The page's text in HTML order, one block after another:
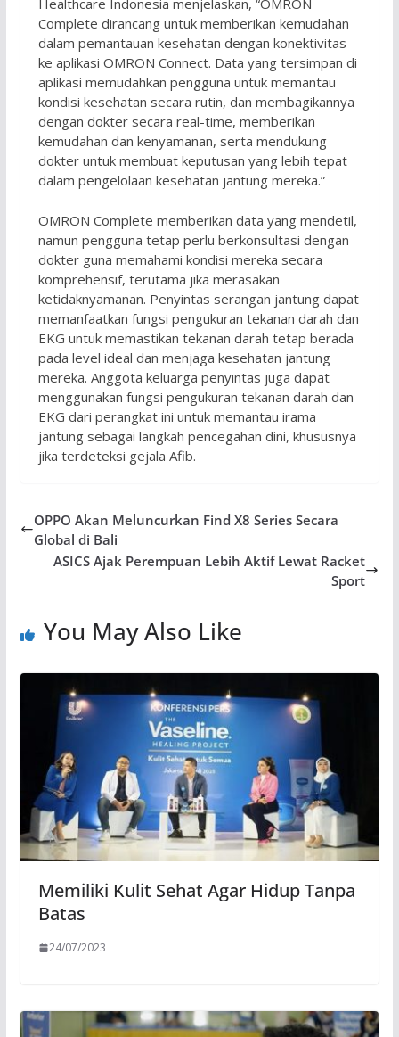
Healthcare Indonesia menjelaskan, “OMRON
Complete dirancang untuk memberikan kemudahan
dalam pemantauan kesehatan dengan konektivitas
ke aplikasi OMRON Connect. Data yang tersimpan di
aplikasi memudahkan pengguna untuk memantau
kondisi kesehatan secara rutin, dan membagikannya
dengan dokter secara real-time, memberikan
kemudahan dan kenyamanan, serta mendukung
dokter untuk membuat keputusan yang lebih tepat
dalam pengelolaan kesehatan jantung mereka.”
OMRON Complete memberikan data yang mendetil,
namun pengguna tetap perlu berkonsultasi dengan
dokter guna memahami kondisi mereka secara
komprehensif, terutama jika merasakan
ketidaknyamanan. Penyintas serangan jantung dapat
memanfaatkan fungsi pengukuran tekanan darah dan
EKG untuk memastikan tekanan darah tetap berada
pada level ideal dan menjaga kesehatan jantung
mereka. Anggota keluarga penyintas juga dapat
menggunakan fungsi pengukuran tekanan darah dan
EKG dari perangkat ini untuk memantau irama
jantung sebagai langkah pencegahan dini, khususnya
jika terdeteksi gejala Afib.
OPPO Akan Meluncurkan Find X8 Series Secara
Global di Bali
ASICS Ajak Perempuan Lebih Aktif Lewat Racket
Sport
You May Also Like
Memiliki Kulit Sehat Agar Hidup Tanpa
Batas
24/07/2023